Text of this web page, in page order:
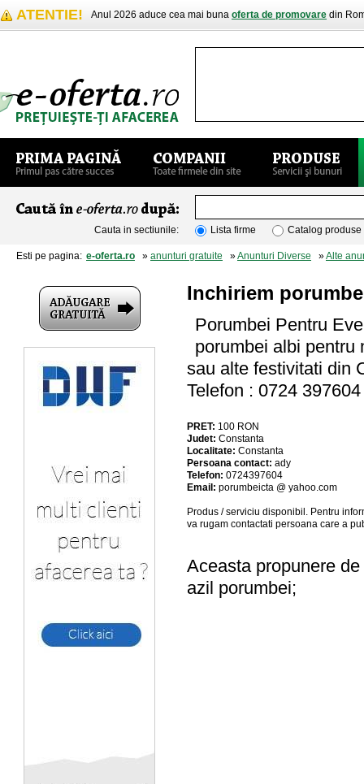
ATENTIE! Anul 2026 aduce cea mai buna oferta de promovare din
Cauta in sectiunile: Lista firme Catalog produse
Esti pe pagina: e-oferta.ro » anunturi gratuite »Anunturi Diverse »Alte
Inchiriem
Porumbei Pentru
porumbei albi pentru
sau alte festivitati din
Telefon : 0724
PRET: 100 RON
Judet: Constanta
Localitate: Constanta
Persoana contact: ady
Telefon: 0724397604
Email: porumbeicta @ yahoo.com
Produs / serviciu disponibil . Pentru
va rugam contactati persoana care a
Aceasta propunere
azil porumbei;